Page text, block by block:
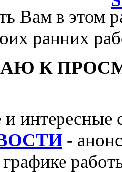
Вам в этом
ранних
К
интересные
-